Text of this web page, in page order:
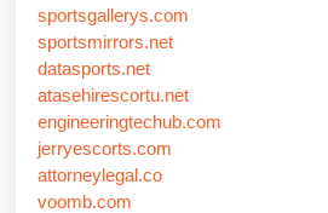
sportsgallerys.com
sportsmirrors.net
datasports.net
atasehirescortu.net
engineeringtechub.com
jerryescorts.com
attorneylegal.co
voomb.com